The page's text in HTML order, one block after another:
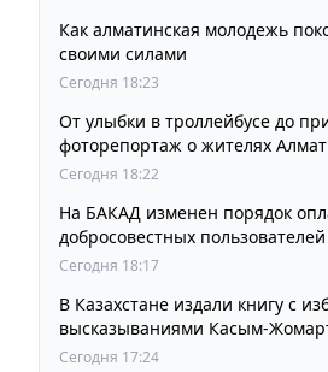
Как алматинская молодежь
своими силами
Сегодня 18:23
От улыбки в троллейбусе до
фоторепортаж о жителях
Сегодня 18:22
На БАКАД изменен порядок
добросовестных
остается прежней
Сегодня 18:17
В Казахстане издали книгу с
высказываниями Касым-
Сегодня 17:24